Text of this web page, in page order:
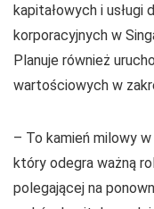
kapitałowych i usługi
korporacyjnych w
Planuje również
wartościowych w
– To kamień milowy
który odegra ważną
polegającej na